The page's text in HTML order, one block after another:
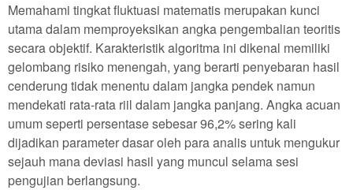
Memahami tingkat fluktuasi matematis merupakan kunci
utama dalam memproyeksikan angka pengembalian teoritis
secara objektif. Karakteristik algoritma ini dikenal memiliki
gelombang risiko menengah, yang berarti penyebaran hasil
cenderung tidak menentu dalam jangka pendek namun
mendekati rata-rata riil dalam jangka panjang. Angka acuan
umum seperti persentase sebesar 96,2% sering kali
dijadikan parameter dasar oleh para analis untuk mengukur
sejauh mana deviasi hasil yang muncul selama sesi
pengujian berlangsung.